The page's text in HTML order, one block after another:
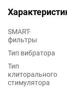
SMART-
фильтры
Тип вибратора
Тип
клиторального
стимулятора